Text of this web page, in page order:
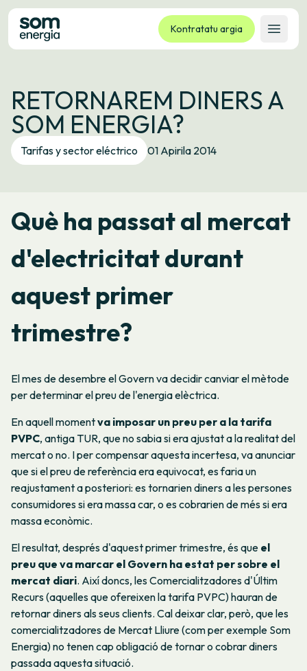
Kontratatu argia
Ireki
Tarifak
Zerbitzuak
Enpresak
Kooperatiba
Bulego Birtuala
Hizkuntza: CA GL
RETORNAREM DINERS A
SOM ENERGIA?
Tarifas y sector eléctrico 01 Apirila 2014
Què ha passat al mercat
d'electricitat durant
aquest primer
trimestre?
El mes de desembre el Govern va decidir canviar el mètode
per determinar el preu de l'energia elèctrica.
En aquell momentva imposar un preu per a la tarifa
PVPC, antiga TUR, que no sabia si era ajustat a la realitat del
mercat o no. I per compensar aquesta incertesa, va anunciar
que si el preu de referència era equivocat, es faria un
reajustament a posteriori: es tornarien diners a les persones
consumidores si era massa car, o es cobrarien de més si era
massa econòmic.
El resultat, després d'aquest primer trimestre, és que el
preu que va marcar el Govern ha estat per sobre el
mercat diari. Així doncs, les Comercialitzadores d'Últim
Recurs (aquelles que ofereixen la tarifa PVPC) hauran de
retornar diners als seus clients. Cal deixar clar, però, que les
comercialitzadores de Mercat Lliure (com per exemple Som
Energia) no tenen cap obligació de tornar o cobrar diners
passada aquesta situació.